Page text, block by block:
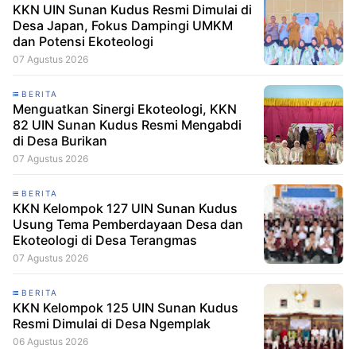
KKN UIN Sunan Kudus Resmi Dimulai di
Desa Japan, Fokus Dampingi UMKM
dan Potensi Ekoteologi
07 Agustus 2026
BERITA
Menguatkan Sinergi Ekoteologi, KKN
82 UIN Sunan Kudus Resmi Mengabdi
di Desa Burikan
07 Agustus 2026
BERITA
KKN Kelompok 127 UIN Sunan Kudus
Usung Tema Pemberdayaan Desa dan
Ekoteologi di Desa Terangmas
07 Agustus 2026
BERITA
KKN Kelompok 125 UIN Sunan Kudus
Resmi Dimulai di Desa Ngemplak
06 Agustus 2026